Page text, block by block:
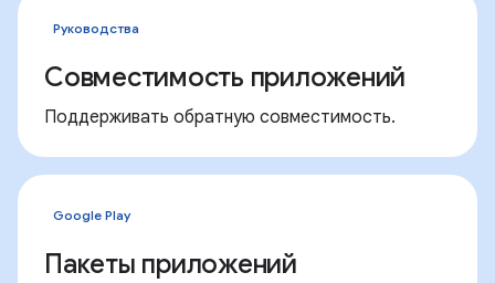
Руководства
Совместимость приложений
Поддерживать обратную совместимость.
Google Play
Пакеты приложений